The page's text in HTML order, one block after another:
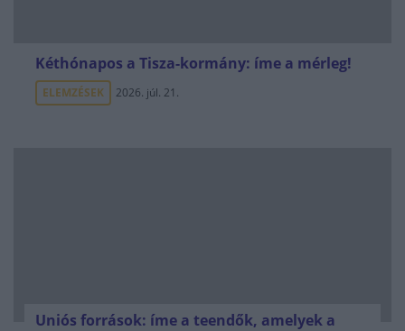
Kéthónapos a Tisza-kormány: íme a mérleg!
ELEMZÉSEK 2026. júl. 21.
Uniós források: íme a teendők, amelyek a